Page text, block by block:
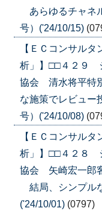
あらゆるチャネ
号）('24/10/15)
【ＥＣコンサル
析」】□□４２９
協会 清水将平特
な施策でレビュー
号）('24/10/08)
【ＥＣコンサル
析」】□□４２８
協会 矢崎宏一郎
結局、シンプル
('24/10/01) (0797)